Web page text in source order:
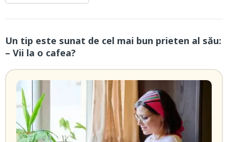
Un tip este sunat de cel mai bun prieten al său:
– Vii la o cafea?